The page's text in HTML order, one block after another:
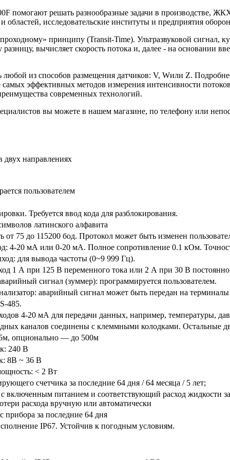
помогают решать разнообразные задачи в производстве,
исследовательские институты и предприятия
принципу (Transit-Time). Ультразвуковой
вычисляет скорость потока и, далее - на основании
из способов размещения датчиков: V, Wили Z.
эффективных методов измерения интенсивности
современных технологий.
вы можете в нашем магазине, по телефону или
двух направлениях
пользователем
Требуется ввод кода для разблокирования.
латинского алфавита
от 75 до 115200 бод. Протокол может быть изменен
4-20 мА или 0-20 мА. Полное сопротивление 0.1 кОм.
для вывода частоты (0~9 999 Гц).
1 А при 125 В переменного тока или 2 А при 30 В
сигнал (зуммер): программируется пользователем.
аварийный сигнал может быть передан на
485.
4-20 мА для передачи данных, например, температуры,
каналов соединены с клеммными колодками. Остальные
опционально — до 500м
240 В
8В ~ 36 В
< 2 Вт
счетчика за последние 64 дня / 64 месяца / 5 лет;
включенным питанием и соответствующий расход жидкости
расхода вручную или автоматически
прибора за последние 64 дня
IP67. Устойчив к погодным условиям.